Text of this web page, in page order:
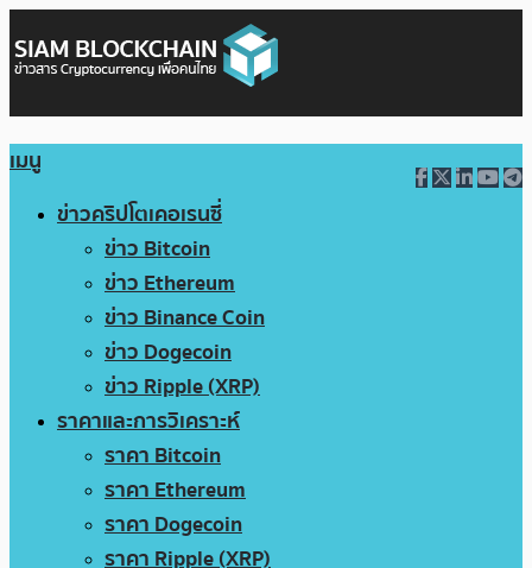
เมนู
ข่าวคริปโตเคอเรนซี่
ข่าว Bitcoin
ข่าว Ethereum
ข่าว Binance Coin
ข่าว Dogecoin
ข่าว Ripple (XRP)
ราคาและการวิเคราะห์
ราคา Bitcoin
ราคา Ethereum
ราคา Dogecoin
ราคา Ripple (XRP)